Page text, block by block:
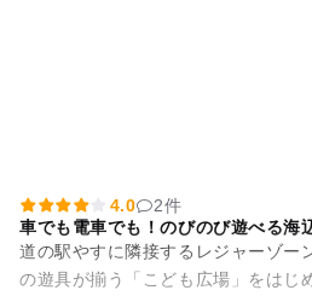
4.0
2件
車でも電車でも！のびのび遊べる海
道の駅やすに隣接するレジャーゾー
の遊具が揃う「こども広場」をはじ